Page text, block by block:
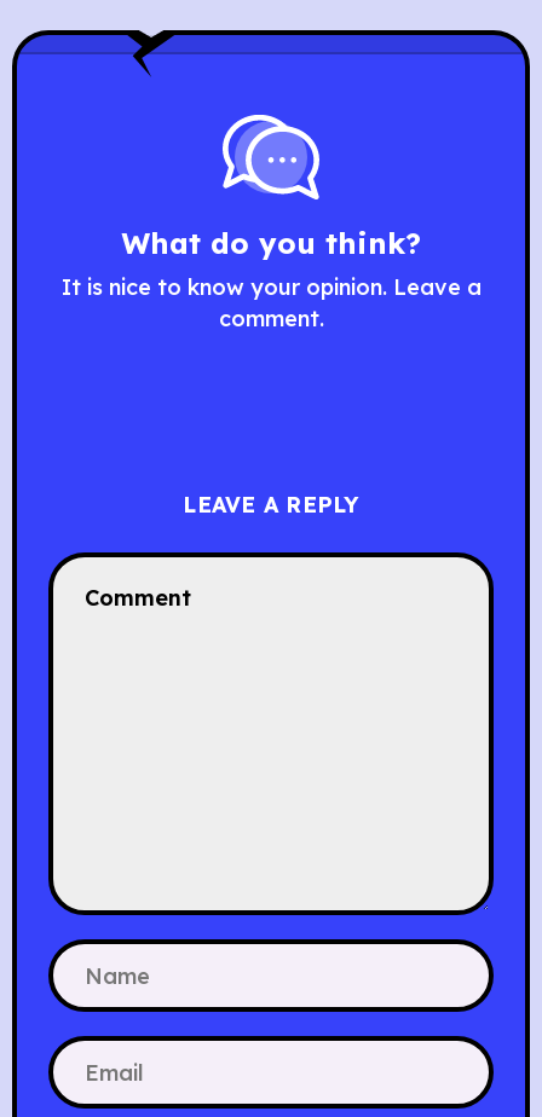
What do you think?
It is nice to know your opinion. Leave a
comment.
LEAVE A REPLY